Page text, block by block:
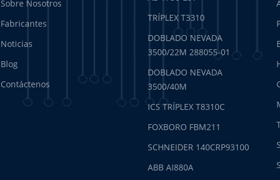
Sobre Nosotros
Fabricantes
Noticias
Blog
Contáctenos
TRÍPLEX T3310
DOBLADO NEVADA
3500/22M 288055-01
DOBLADO NEVADA
3500/40M
ICS TRÍPLEX T8310C
FOXBORO FBM211
SCHNEIDER 140CRP93100
ABB AI880A